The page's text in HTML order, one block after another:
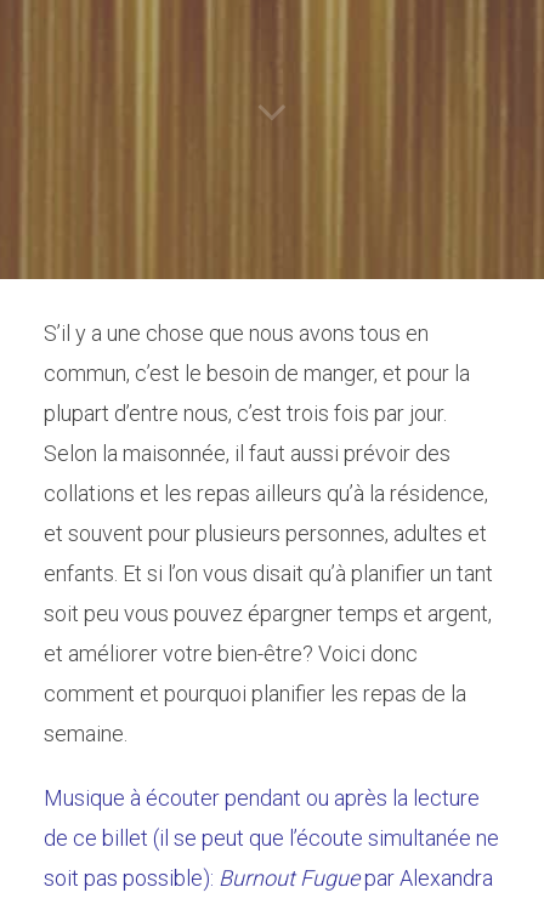
S’il y a une chose que nous avons tous en
commun, c’est le besoin de manger, et pour la
plupart d’entre nous, c’est trois fois par jour.
Selon la maisonnée, il faut aussi prévoir des
collations et les repas ailleurs qu’à la résidence,
et souvent pour plusieurs personnes, adultes et
enfants. Et si l’on vous disait qu’à planifier un tant
soit peu vous pouvez épargner temps et argent,
et améliorer votre bien-être? Voici donc
comment et pourquoi planifier les repas de la
semaine.
Musique à écouter pendant ou après la lecture
de ce billet (il se peut que l’écoute simultanée ne
soit pas possible): Burnout Fuguepar Alexandra